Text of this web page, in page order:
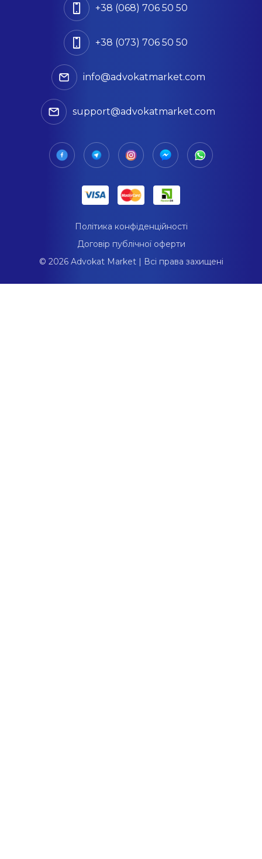
+38 (068) 706 50 50
+38 (073) 706 50 50
info@advokatmarket.com
support@advokatmarket.com
Політика конфіденційності
Договір публічної оферти
© 2026 Advokat Market | Всі права захищені